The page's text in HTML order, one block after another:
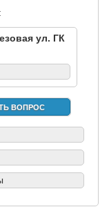
ул. ГК
ВОПРОС